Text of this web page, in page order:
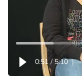
0:51 / 5:10 |